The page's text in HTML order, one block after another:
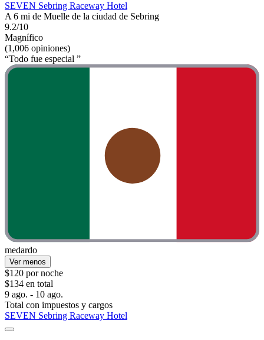
SEVEN Sebring Raceway Hotel
A 6 mi de Muelle de la ciudad de Sebring
9.2/10
Magnífico
(1,006 opiniones)
“Todo fue especial ”
medardo
Ver menos
$120 por noche
$134 en total
9 ago. - 10 ago.
Total con impuestos y cargos
SEVEN Sebring Raceway Hotel